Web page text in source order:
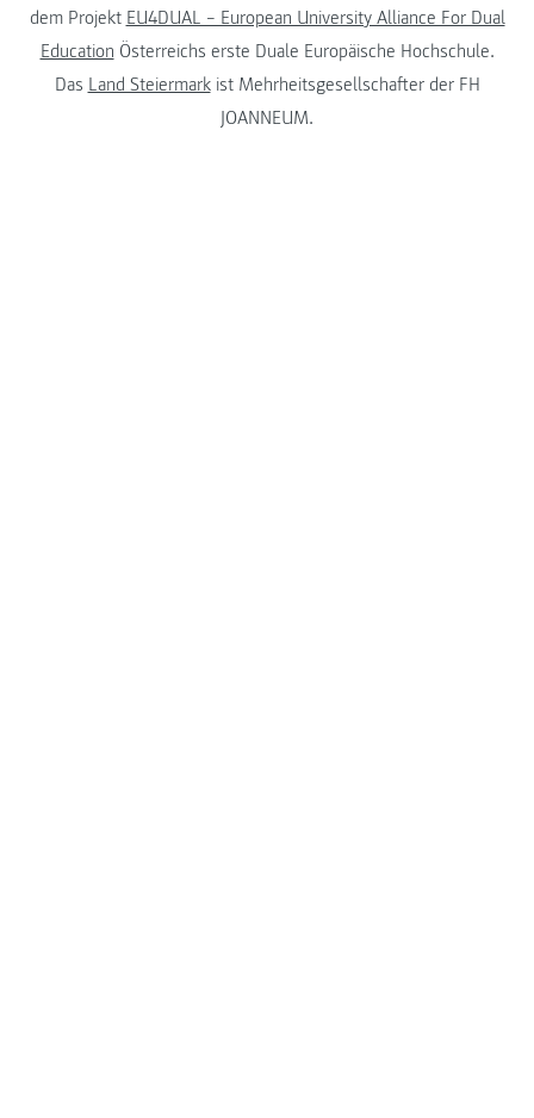
dem Projekt EU4DUAL – European University Alliance For Dual
Education Österreichs erste Duale Europäische Hochschule.
Das Land Steiermarkist Mehrheitsgesellschafter der FH
JOANNEUM.